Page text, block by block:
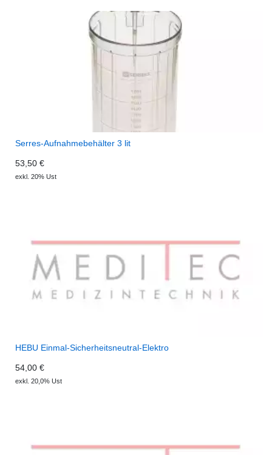
Serres-Aufnahmebehälter 3 lit
53,50 €
exkl. 20% Ust
HEBU Einmal-Sicherheitsneutral-Elektro
54,00 €
exkl. 20,0% Ust